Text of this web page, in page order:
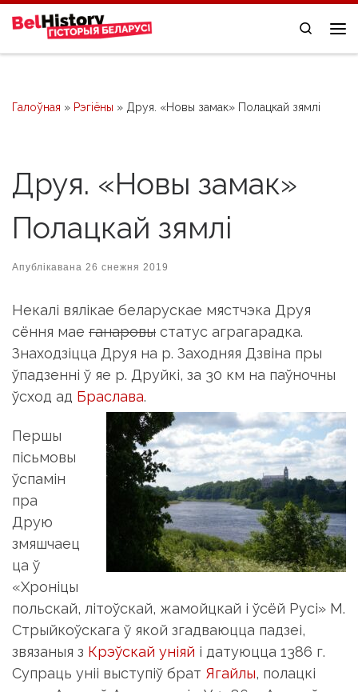
Skip to content
Search
Галоўная » Рэгіёны » Друя. «Новы замак» Полацкай зямлі
Друя. «Новы замак»
Полацкай зямлі
Апублікавана 26 снежня 2019
Некалі вялікае беларускае мястчэка Друя
сёння мае ганаровы статус аграгарадка.
Знаходзіцца Друя на р. Заходняя Дзвіна пры
ўпадзенні ў яе р. Друйкі, за 30 км на паўночны
ўсход ад Браслава.
Першы
пісьмовы
ўспамін
пра
Друю
змяшчаец
ца ў
«Хроніцы
польскай, літоўскай, жамойцкай і ўсёй Русі» М.
Стрыйкоўскага ў якой згадваюцца падзеі,
звязаныя з Крэўскай уніяй і датуюцца 1386 г.
Супраць уніі выступіў брат Ягайлы, полацкі